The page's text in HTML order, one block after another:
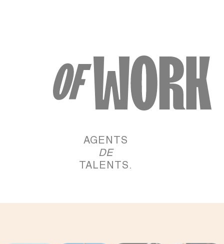
AGENTS
DE
TALENTS.